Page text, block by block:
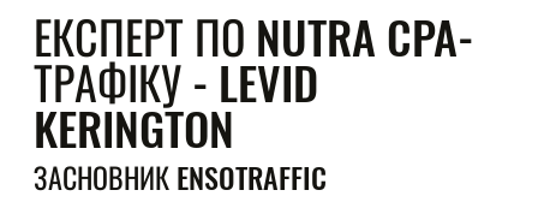
ЕКСПЕРТ ПО NUTRA CPA-
ТРАФІКУ - LEVID
KERINGTON
ЗАСНОВНИК ENSOTRAFFIC